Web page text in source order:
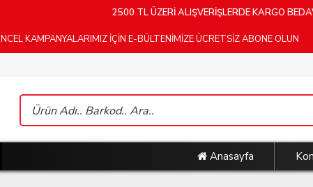
2500 TL ÜZERİ ALIŞVERİŞLERDE KARGO
İÇİN E-BÜLTENİMİZE ÜCRETSİZ ABONE OLUN • 10
Anasayfa